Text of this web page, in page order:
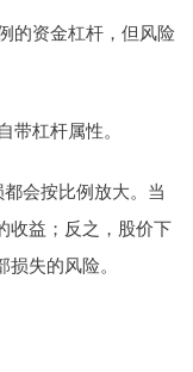
的资金杠杆，但风险
杠杆属性。
会按比例放大。当
收益；反之，股价下
失的风险。